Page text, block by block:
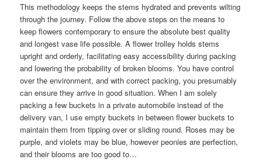
This methodology keeps the stems hydrated and prevents wilting
through the journey. Follow the above steps on the means to
keep flowers contemporary to ensure the absolute best quality
and longest vase life possible. A flower trolley holds stems
upright and orderly, facilitating easy accessibility during packing
and lowering the probability of broken blooms. You have control
over the environment, and with correct packing, you presumably
can ensure they arrive in good situation. When I am solely
packing a few buckets in a private automobile instead of the
delivery van, I use empty buckets in between flower buckets to
maintain them from tipping over or sliding round. Roses may be
purple, and violets may be blue, however peonies are perfection,
and their blooms are too good to…